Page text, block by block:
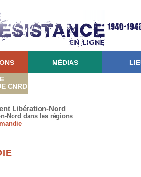
MÉDIAS
CNRD
Libération-Nord
Nord dans les régions